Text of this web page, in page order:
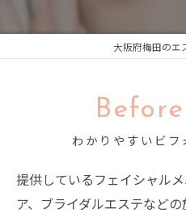
大阪府梅田のエ
わかりやすいビフ
提供しているフェイシャル
ア、ブライダルエステなど